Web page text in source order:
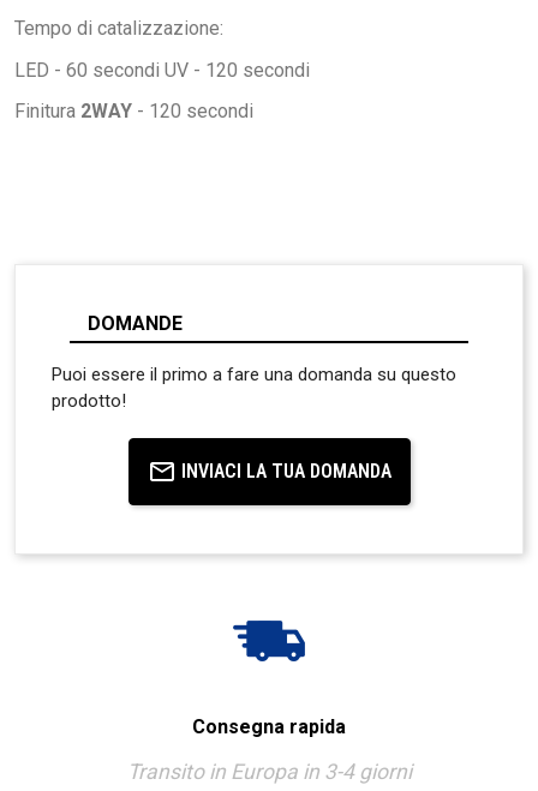
Tempo di catalizzazione:
LED - 60 secondi UV - 120 secondi
Finitura 2WAY - 120 secondi
DOMANDE
Puoi essere il primo a fare una domanda su questo
prodotto!
INVIACI LA TUA DOMANDA
Consegna rapida
Transito in Europa in 3-4 giorni